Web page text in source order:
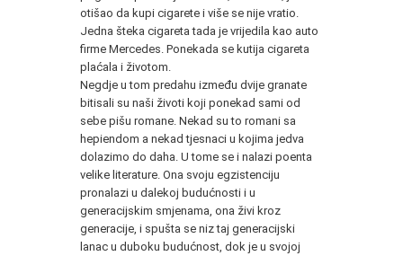
otišao da kupi cigarete i više se nije vratio.
Jedna šteka cigareta tada je vrijedila kao auto
firme Mercedes. Ponekada se kutija cigareta
plaćala i životom.
Negdje u tom predahu između dvije granate
bitisali su naši životi koji ponekad sami od
sebe pišu romane. Nekad su to romani sa
hepiendom a nekad tjesnaci u kojima jedva
dolazimo do daha. U tome se i nalazi poenta
velike literature. Ona svoju egzistenciju
pronalazi u dalekoj budućnosti i u
generacijskim smjenama, ona živi kroz
generacije, i spušta se niz taj generacijski
lanac u duboku budućnost, dok je u svojoj